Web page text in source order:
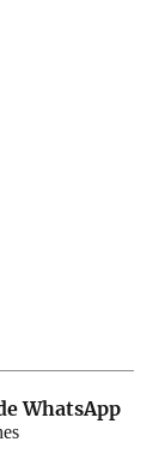
WhatsApp